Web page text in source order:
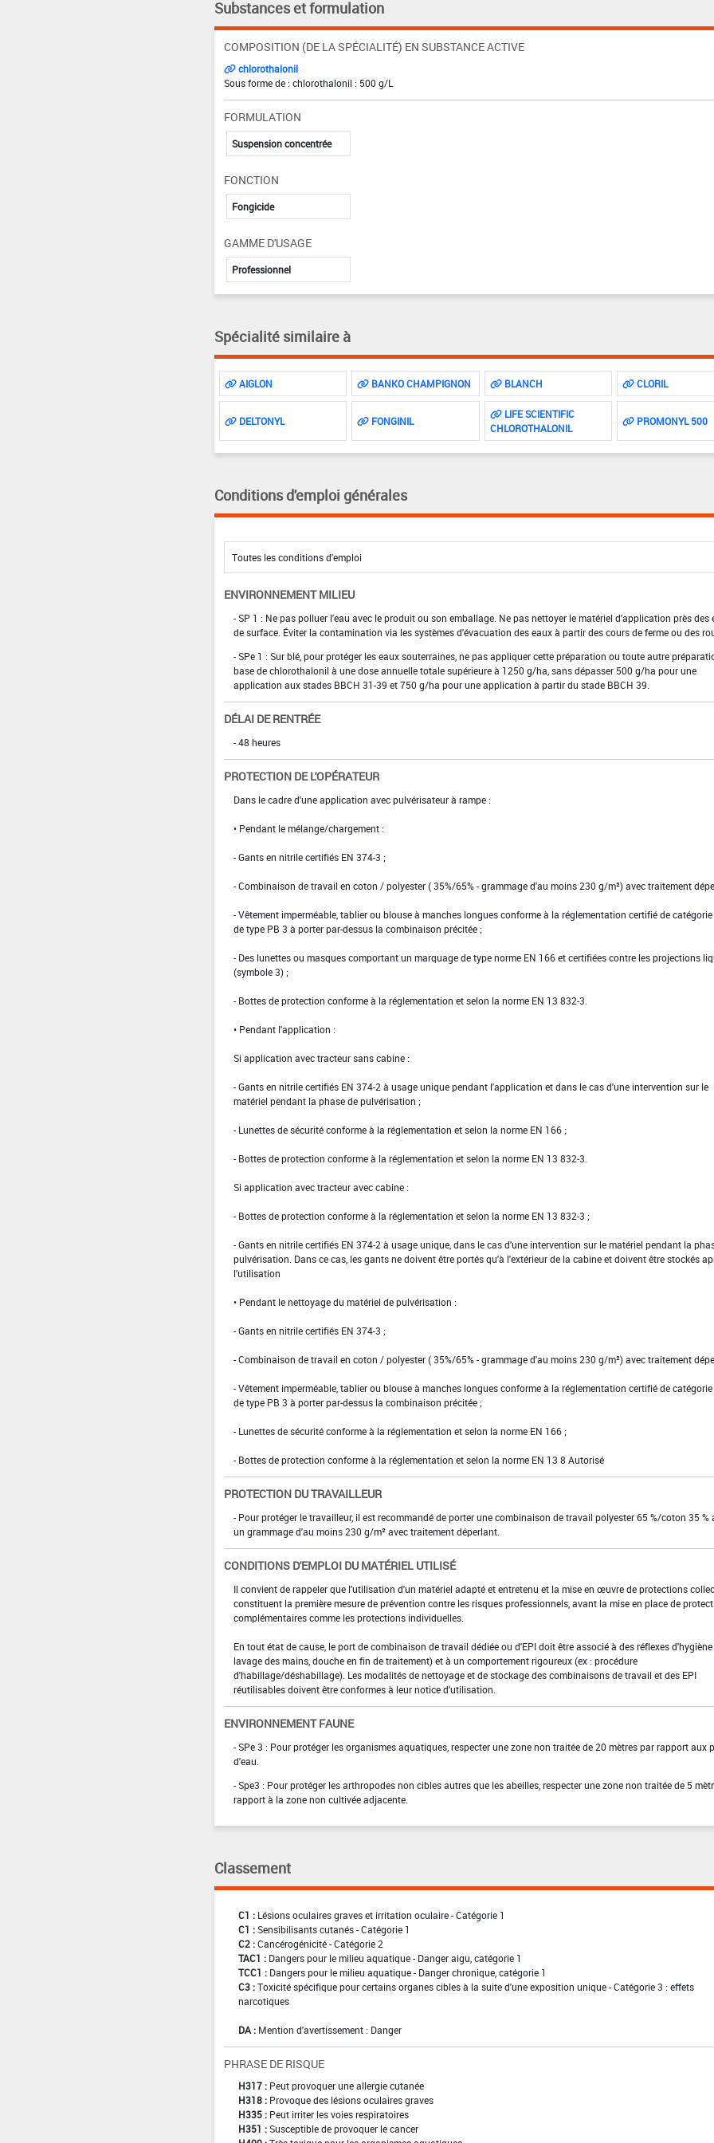
Substances et formulation
COMPOSITION (DE LA SPÉCIALITÉ) EN SUBSTANCE ACTIVE
chlorothalonil
Sous forme de : chlorothalonil : 500 g/L
FORMULATION
Suspension concentrée
FONCTION
Fongicide
GAMME D'USAGE
Professionnel
Spécialité similaire à
AIGLON BANKO CHAMPIGNON BLANCH CLORIL
DELTONYL FONGINIL
LIFE SCIENTIFIC
CHLOROTHALONIL
PROMONYL 500
Conditions d'emploi générales
ENVIRONNEMENT MILIEU
- SP 1 : Ne pas polluer l'eau avec le produit ou son emballage. Ne pas nettoyer le matériel d'application près des
de surface. Éviter la contamination via les systèmes d'évacuation des eaux à partir des cours de ferme ou des
- SPe 1 : Sur blé, pour protéger les eaux souterraines, ne pas appliquer cette préparation ou toute autre
base de chlorothalonil à une dose annuelle totale supérieure à 1250 g/ha, sans dépasser 500 g/ha pour une
application aux stades BBCH 31-39 et 750 g/ha pour une application à partir du stade BBCH 39.
DÉLAI DE RENTRÉE
- 48 heures
PROTECTION DE L'OPÉRATEUR
Dans le cadre d'une application avec pulvérisateur à rampe :
• Pendant le mélange/chargement :
- Gants en nitrile certifiés EN 374-3 ;
- Combinaison de travail en coton / polyester ( 35%/65% - grammage d'au moins 230 g/m²) avec traitement
- Vêtement imperméable, tablier ou blouse à manches longues conforme à la réglementation certifié de catégorie
de type PB 3 à porter par-dessus la combinaison précitée ;
- Des lunettes ou masques comportant un marquage de type norme EN 166 et certifiées contre les projections
(symbole 3) ;
- Bottes de protection conforme à la réglementation et selon la norme EN 13 832-3.
• Pendant l'application :
Si application avec tracteur sans cabine :
- Gants en nitrile certifiés EN 374-2 à usage unique pendant l'application et dans le cas d'une intervention sur le
matériel pendant la phase de pulvérisation ;
- Lunettes de sécurité conforme à la réglementation et selon la norme EN 166 ;
- Bottes de protection conforme à la réglementation et selon la norme EN 13 832-3.
Si application avec tracteur avec cabine :
- Bottes de protection conforme à la réglementation et selon la norme EN 13 832-3 ;
- Gants en nitrile certifiés EN 374-2 à usage unique, dans le cas d'une intervention sur le matériel pendant la
pulvérisation. Dans ce cas, les gants ne doivent être portés qu'à l'extérieur de la cabine et doivent être stockés
l'utilisation
• Pendant le nettoyage du matériel de pulvérisation :
- Gants en nitrile certifiés EN 374-3 ;
- Combinaison de travail en coton / polyester ( 35%/65% - grammage d'au moins 230 g/m²) avec traitement
- Vêtement imperméable, tablier ou blouse à manches longues conforme à la réglementation certifié de catégorie
de type PB 3 à porter par-dessus la combinaison précitée ;
- Lunettes de sécurité conforme à la réglementation et selon la norme EN 166 ;
- Bottes de protection conforme à la réglementation et selon la norme EN 13 8 Autorisé
PROTECTION DU TRAVAILLEUR
- Pour protéger le travailleur, il est recommandé de porter une combinaison de travail polyester 65 %/coton 35 %
un grammage d'au moins 230 g/m² avec traitement déperlant.
CONDITIONS D'EMPLOI DU MATÉRIEL UTILISÉ
Il convient de rappeler que l'utilisation d'un matériel adapté et entretenu et la mise en œuvre de protections
constituent la première mesure de prévention contre les risques professionnels, avant la mise en place de
complémentaires comme les protections individuelles.
En tout état de cause, le port de combinaison de travail dédiée ou d'EPI doit être associé à des réflexes d'hygiène
lavage des mains, douche en fin de traitement) et à un comportement rigoureux (ex : procédure
d'habillage/déshabillage). Les modalités de nettoyage et de stockage des combinaisons de travail et des EPI
réutilisables doivent être conformes à leur notice d'utilisation.
ENVIRONNEMENT FAUNE
- SPe 3 : Pour protéger les organismes aquatiques, respecter une zone non traitée de 20 mètres par rapport aux
d'eau.
- Spe3 : Pour protéger les arthropodes non cibles autres que les abeilles, respecter une zone non traitée de 5
rapport à la zone non cultivée adjacente.
Classement
C1 : Lésions oculaires graves et irritation oculaire - Catégorie 1
C1 : Sensibilisants cutanés - Catégorie 1
C2 : Cancérogénicité - Catégorie 2
TAC1 : Dangers pour le milieu aquatique - Danger aigu, catégorie 1
TCC1 : Dangers pour le milieu aquatique - Danger chronique, catégorie 1
C3 : Toxicité spécifique pour certains organes cibles à la suite d'une exposition unique - Catégorie 3 : effets
narcotiques
DA : Mention d'avertissement : Danger
PHRASE DE RISQUE
H317 : Peut provoquer une allergie cutanée
H318 : Provoque des lésions oculaires graves
H335 : Peut irriter les voies respiratoires
H351 : Susceptible de provoquer le cancer